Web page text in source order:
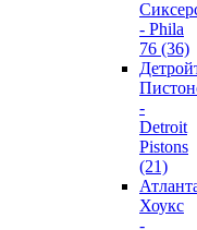
- Phila
76 (36)
-
Detroit
Pistons
(21)
Хоукс
-